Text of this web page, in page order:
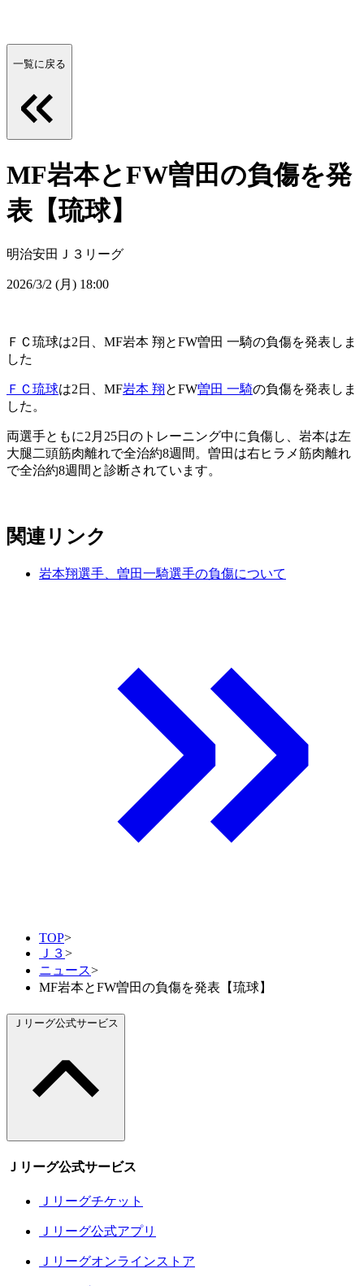
一覧に戻る
MF岩本とFW曽田の負傷を発
表【琉球】
明治安田Ｊ３リーグ
2026/3/2 (月) 18:00
ＦＣ琉球は2日、MF岩本 翔とFW曽田 一騎の負傷を発表しま
した
ＦＣ琉球は2日、MF岩本 翔とFW曽田 一騎の負傷を発表しま
した。
両選手ともに2月25日のトレーニング中に負傷し、岩本は左
大腿二頭筋肉離れで全治約8週間。曽田は右ヒラメ筋肉離れ
で全治約8週間と診断されています。
関連リンク
岩本翔選手、曽田一騎選手の負傷について
TOP>
Ｊ３>
ニュース>
MF岩本とFW曽田の負傷を発表【琉球】
Ｊリーグ公式サービス
Ｊリーグ公式サービス
Ｊリーグチケット
Ｊリーグ公式アプリ
Ｊリーグオンラインストア